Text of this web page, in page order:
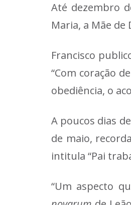
Até dezembro
Maria, a Mãe
Francisco
“Com coração
obediência, o
A poucos dias
de maio,
intitula “Pai
“Um aspecto